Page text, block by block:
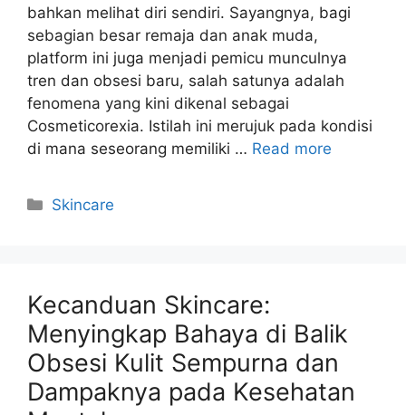
bahkan melihat diri sendiri. Sayangnya, bagi
sebagian besar remaja dan anak muda,
platform ini juga menjadi pemicu munculnya
tren dan obsesi baru, salah satunya adalah
fenomena yang kini dikenal sebagai
Cosmeticorexia. Istilah ini merujuk pada kondisi
di mana seseorang memiliki … Read more
Kategori
Skincare
Kecanduan Skincare:
Menyingkap Bahaya di Balik
Obsesi Kulit Sempurna dan
Dampaknya pada Kesehatan